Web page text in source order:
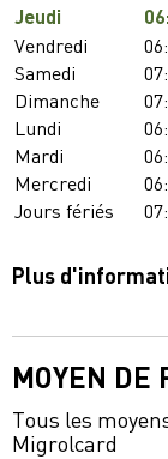
Jeudi
Vendredi
Samedi
Dimanche
Lundi
Mardi
Mercredi
Jours fériés
Plus
MOYEN DE
Tous les
Migrolcard